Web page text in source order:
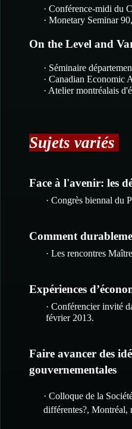
· Conférence-midi du
· Monetary Seminar
On the Level and
· Séminaire
· Canadian Economic
· Atelier montréalais
Sujets variés
Face à l'avenir: les
· Congrès biennal du
Comment
· Les rencontres
Expériences
· Conférencier invité
février 2013.
Faire avancer des
gouvernementales
· Colloque de la
différentes?, Montréal,